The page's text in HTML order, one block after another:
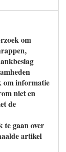
om
om informatie
niet en
de
te gaan over
artikel